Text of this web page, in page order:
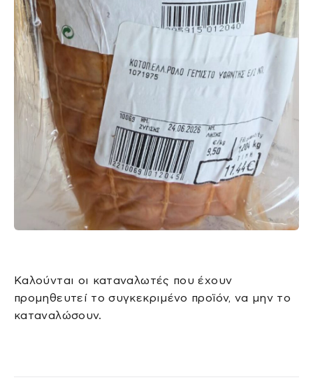
Καλούνται οι καταναλωτές που έχουν
προμηθευτεί το συγκεκριμένο προϊόν, να μην το
καταναλώσουν.